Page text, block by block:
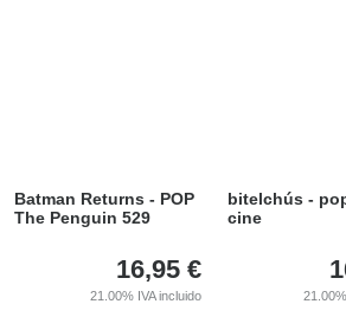
Batman Returns - POP
The Penguin 529
16,95 €
21.00% IVA incluido
bitelchús -
cine
21.00%